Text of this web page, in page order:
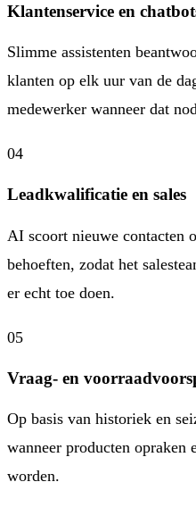
Klantenservice en
Slimme assistenten
klanten op elk uur van de
medewerker wanneer dat
04
Leadkwalificatie en sales
AI scoort nieuwe contacten
behoeften, zodat het
er echt toe doen.
05
Vraag- en
Op basis van historiek en
wanneer producten opraken
worden.